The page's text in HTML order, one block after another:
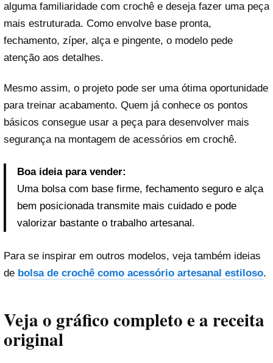
alguma familiaridade com crochê e deseja fazer uma peça
mais estruturada. Como envolve base pronta,
fechamento, zíper, alça e pingente, o modelo pede
atenção aos detalhes.
Mesmo assim, o projeto pode ser uma ótima oportunidade
para treinar acabamento. Quem já conhece os pontos
básicos consegue usar a peça para desenvolver mais
segurança na montagem de acessórios em crochê.
Boa ideia para vender:
Uma bolsa com base firme, fechamento seguro e alça
bem posicionada transmite mais cuidado e pode
valorizar bastante o trabalho artesanal.
Para se inspirar em outros modelos, veja também ideias
de bolsa de crochê como acessório artesanal estiloso.
Veja o gráfico completo e a receita
original